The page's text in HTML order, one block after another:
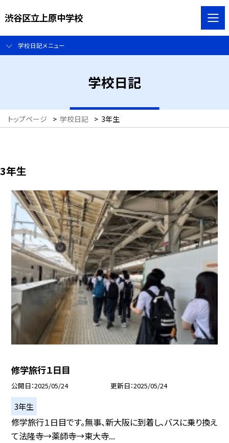
渋谷区立上原中学校
学校日記メニュー
学校日記
トップページ > 学校日記 > 3年生
3年生
修学旅行１日目
公開日 2025/05/24 更新日 2025/05/24
3年生
修学旅行１日目です。無事、新大阪に到着し、バスに乗り換え
て法隆寺→薬師寺→東大寺...